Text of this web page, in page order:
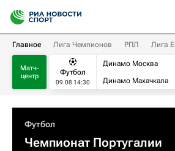
Главное Лига Чемпионов РПЛ Лига
Матч-
центр
Футбол
09.08 14:30
Динамо Москва
Динамо Махачкала
Футбол
Чемпионат Португалии